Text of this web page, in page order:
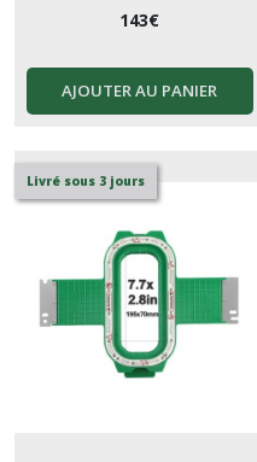
143€
AJOUTER AU PANIER
Livré sous 3 jours